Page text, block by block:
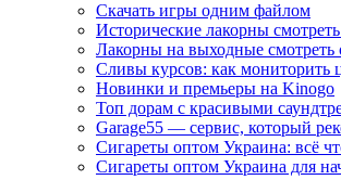
Скачать игры одним файлом
Исторические лакорны
Лакорны на выходные смотреть
Сливы курсов: как мониторить
Новинки и премьеры на Kinogo
Топ дорам с красивыми
Garage55 — сервис, который
Сигареты оптом Украина: всё
Сигареты оптом Украина для